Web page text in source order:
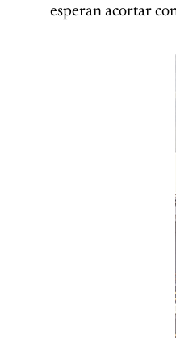
esperan acortar